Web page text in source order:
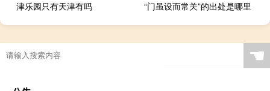
津乐园只有天津有吗
“门虽设而常关”的出处是哪里
☚